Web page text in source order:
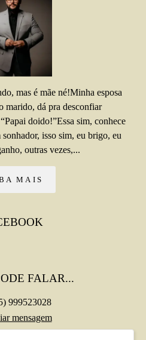
mas é mãe né!Minha esposa
marido, dá pra desconfiar
doido!”Essa sim, conhece
isso sim, eu brigo, eu
outras vezes,...
MAIS
FALAR...
999523028
mensagem